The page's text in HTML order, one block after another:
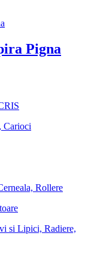
Pigna
Carioci
Rollere
si Lipici, Radiere,